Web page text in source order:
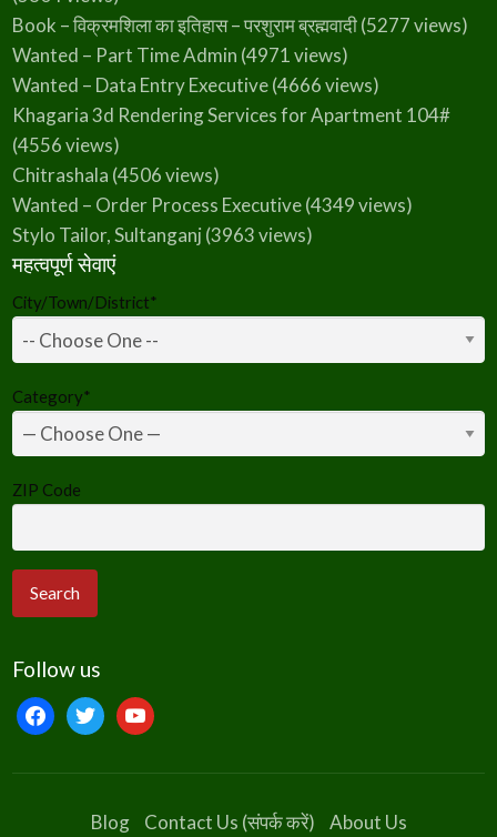
Book – विक्रमशिला का इतिहास – परशुराम ब्रह्मवादी(5277 views)
Wanted – Part Time Admin (4971 views)
Wanted – Data Entry Executive(4666 views)
Khagaria 3d Rendering Services for Apartment 104#
(4556 views)
Chitrashala (4506 views)
Wanted – Order Process Executive(4349 views)
Stylo Tailor, Sultanganj (3963 views)
महत्वपूर्ण सेवाएं
City/Town/District*
Category*
ZIP Code
Follow us
facebooktwitteryoutube
Blog Contact Us (संपर्क करें) About Us